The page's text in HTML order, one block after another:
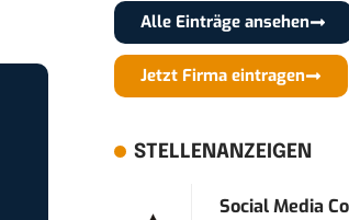
Alle Einträge ansehen
Jetzt Firma eintragen
STELLENANZEIGEN
Social Media